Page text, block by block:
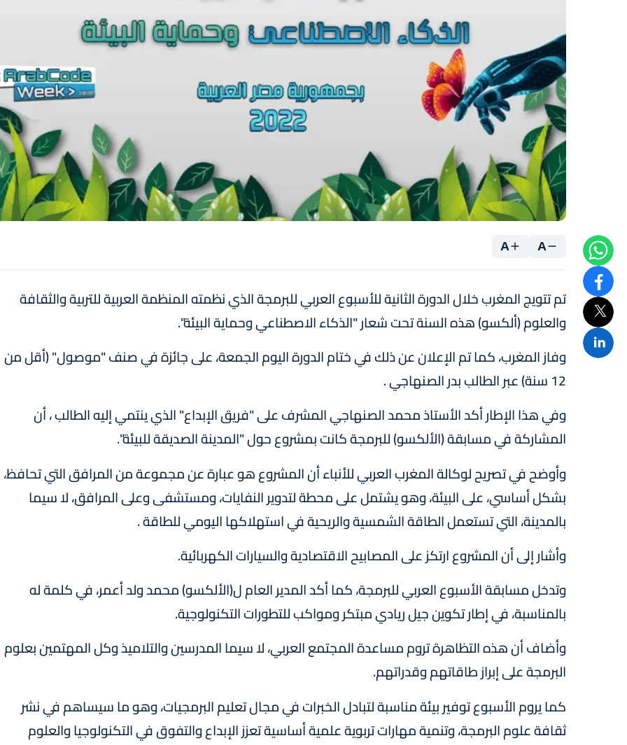
A
A
تم تتويج المغرب خلال الدورة الثانية للأسبوع العربي للبرمجة الذي نظمته المنظمة العربية للتربية والثقافة
والعلوم (ألكسو) هذه السنة تحت شعار "الذكاء الاصطناعي وحماية البيئة".
وفاز المغرب، كما تم الإعلان عن ذلك في ختام الدورة اليوم الجمعة، على جائزة في صنف "موصول" (أقل من
12 سنة) عبر الطالب بدر الصنهاجي .
وفي هذا الإطار أكد الأستاذ محمد الصنهاجي المشرف على "فريق الإبداع" الذي ينتمي إليه الطالب ، أن
المشاركة في مسابقة (الألكسو) للبرمجة كانت بمشروع حول "المدينة الصديقة للبيئة".
وأوضح في تصريح لوكالة المغرب العربي للأنباء أن المشروع هو عبارة عن مجموعة من المرافق التي تحافظ،
بشكل أساسي، على البيئة، وهو يشتمل على محطة لتدوير النفايات، ومستشفى وعلى المرافق، لا سيما
بالمدينة، التي تستعمل الطاقة الشمسية والريحية في استهلاكها اليومي للطاقة .
وأشار إلى أن المشروع ارتكز على المصابيح الاقتصادية والسيارات الكهربائية.
وتدخل مسابقة الأسبوع العربي للبرمجة، كما أكد المدير العام ل(الألكسو) محمد ولد أعمر، في كلمة له
بالمناسبة، في إطار تكوين جيل ريادي مبتكر ومواكب للتطورات التكنولوجية.
وأضاف أن هذه التظاهرة تروم مساعدة المجتمع العربي، لا سيما المدرسين والتلاميذ وكل المهتمين بعلوم
البرمجة على إبراز طاقاتهم وقدراتهم.
كما يروم الأسبوع توفير بيئة مناسبة لتبادل الخبرات في مجال تعليم البرمجيات، وهو ما سيساهم في نشر
ثقافة علوم البرمجة، وتنمية مهارات تربوية علمية أساسية تعزز الإبداع والتفوق في التكنولوجيا والعلوم